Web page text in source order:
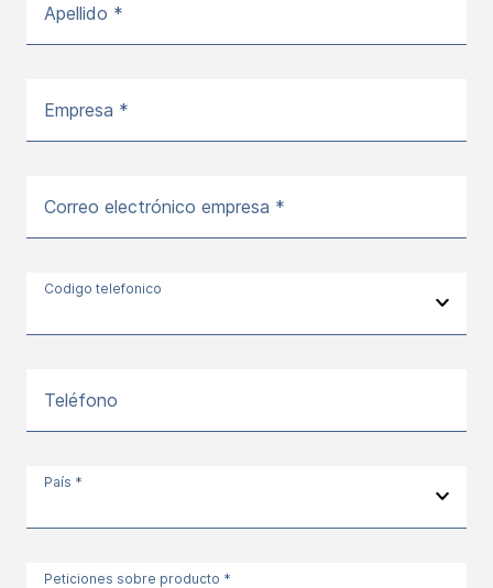
Apellido *
Empresa *
Correo electrónico empresa *
Codigo telefonico
Teléfono
País *
Peticiones sobre producto *